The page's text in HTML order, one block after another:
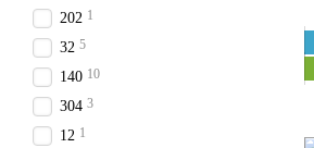
202 1
32 5
140 10
304 3
12 1